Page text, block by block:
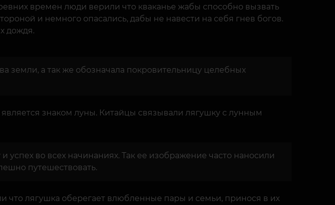
времен люди верили что кваканье жабы способно вызвать
и немного опасались, дабы не навести на себя гнев богов.
дождя.
земли, а так же обозначала покровительницу целебных
знаком луны. Китайцы связывали лягушку с лунным
во всех начинаниях. Так ее изображение часто наносили
путешествовать.
что лягушка оберегает влюбленные пары и семьи, принося в их